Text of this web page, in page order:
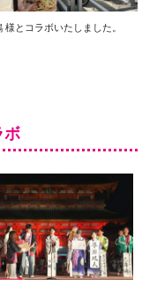
様とコラボいたしました。
ボ